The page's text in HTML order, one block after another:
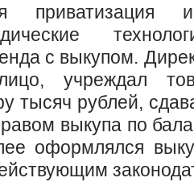
приватизация
с выкупом.
учреждал
тысяч рублей,
выкупа по
оформлялся